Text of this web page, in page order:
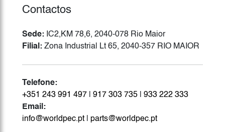
Contactos
Sede: IC2,KM 78,6, 2040-078 Rio Maior
Filial: Zona Industrial Lt 65, 2040-357 RIO MAIOR
Telefone:
+351 243 991 497
917 303 735
933 222 333
Email:
info@worldpec.pt
parts@worldpec.pt